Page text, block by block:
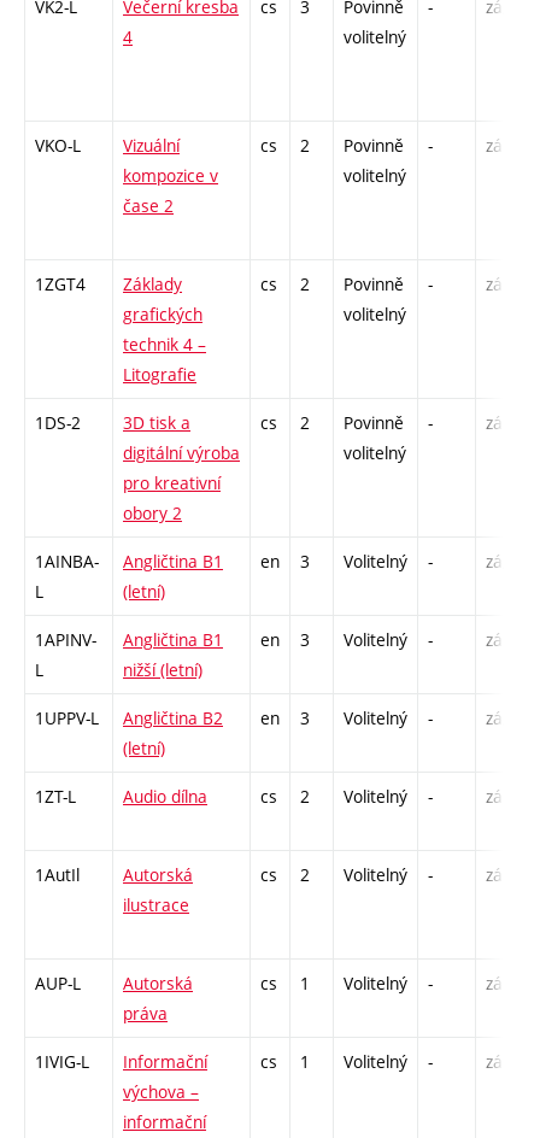
VK2-L
Večerní kresba
4
cs 3
Povinně
volitelný
- zá,zk
VKO-L
Vizuální
kompozice v
čase 2
cs 2
Povinně
volitelný
- zá
1ZGT4
Základy
grafických
technik 4 –
Litografie
cs 2
Povinně
volitelný
- zá
1DS-2
3D tisk a
digitální výroba
pro kreativní
obory 2
cs 2
Povinně
volitelný
- zá
1AINBA-
L
Angličtina B1
(letní)
en 3 Volitelný - zá,zk
1APINV-
L
Angličtina B1
nižší (letní)
en 3 Volitelný - zá
1UPPV-L
Angličtina B2
(letní)
en 3 Volitelný - zá,zk
1ZT-L Audio dílna cs 2 Volitelný - zá
1AutIl
Autorská
ilustrace
cs 2 Volitelný - zá
AUP-L
Autorská
práva
cs 1 Volitelný - zá
1IVIG-L
Informační
výchova –
informační
cs 1 Volitelný - zá